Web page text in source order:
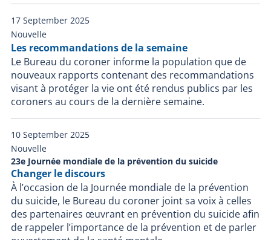
17 September 2025
Nouvelle
Les recommandations de la semaine
Le Bureau du coroner informe la population que de
nouveaux rapports contenant des recommandations
visant à protéger la vie ont été rendus publics par les
coroners au cours de la dernière semaine.
10 September 2025
Nouvelle
23e Journée mondiale de la prévention du suicide
Changer le discours
À l’occasion de la Journée mondiale de la prévention
du suicide, le Bureau du coroner joint sa voix à celles
des partenaires œuvrant en prévention du suicide afin
de rappeler l’importance de la prévention et de parler